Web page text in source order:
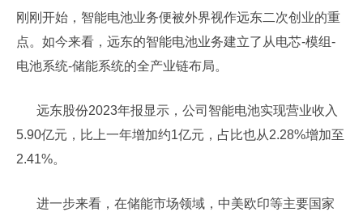
刚刚开始，智能电池业务便被外界视作远东二次创业的重
点。如今来看，远东的智能电池业务建立了从电芯-模组-
电池系统-储能系统的全产业链布局。
远东股份2023年报显示，公司智能电池实现营业收入
5.90亿元，比上一年增加约1亿元，占比也从2.28%增加至
2.41%。
进一步来看，在储能市场领域，中美欧印等主要国家